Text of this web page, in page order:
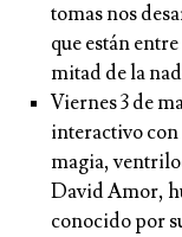
tomas nos
que están
mitad de la
Viernes 3 de
interactivo con
magia,
David Amor,
conocido por